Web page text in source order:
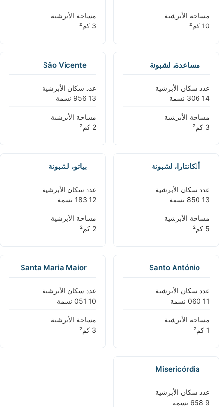
مساحة الأبرشية
مساحة الأبرشية
مساعدة، لشبونة
عدد سكان الأبرشية
مساحة الأبرشية
São Vicente
عدد سكان الأبرشية
مساحة الأبرشية
ألكانتارا، لشبونة
عدد سكان الأبرشية
مساحة الأبرشية
بياتو، لشبونة
عدد سكان الأبرشية
مساحة الأبرشية
Santo António
عدد سكان الأبرشية
مساحة الأبرشية
Santa Maria Maior
عدد سكان الأبرشية
مساحة الأبرشية
Misericórdia
عدد سكان الأبرشية